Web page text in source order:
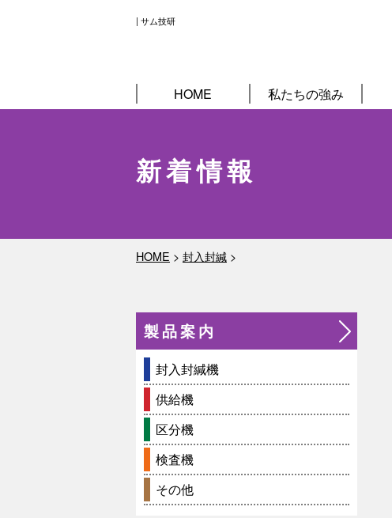
| サム技研
HOME 私たちの強み
新着情報
HOME > 封入封緘 >
製品案内
封入封緘機
供給機
区分機
検査機
その他